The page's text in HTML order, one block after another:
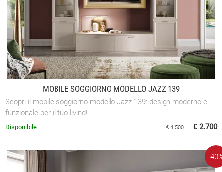
MOBILE SOGGIORNO MODELLO JAZZ 139
Scopri il mobile soggiorno modello Jazz 139: design moderno e
funzionale per il tuo living!
€ 4.500 € 2.700
Disponibile
-